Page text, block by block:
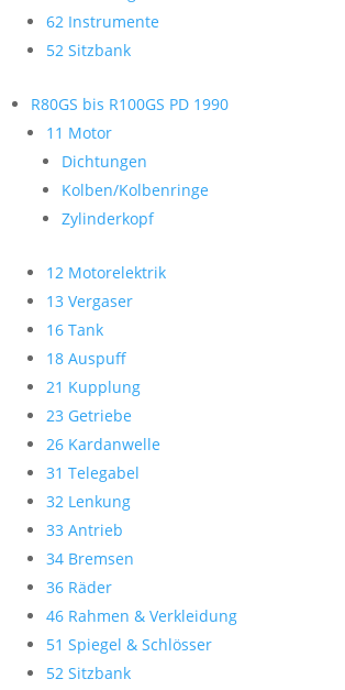
62 Instrumente
52 Sitzbank
R80GS bis R100GS PD 1990
11 Motor
Dichtungen
Kolben/Kolbenringe
Zylinderkopf
12 Motorelektrik
13 Vergaser
16 Tank
18 Auspuff
21 Kupplung
23 Getriebe
26 Kardanwelle
31 Telegabel
32 Lenkung
33 Antrieb
34 Bremsen
36 Räder
46 Rahmen & Verkleidung
51 Spiegel & Schlösser
52 Sitzbank